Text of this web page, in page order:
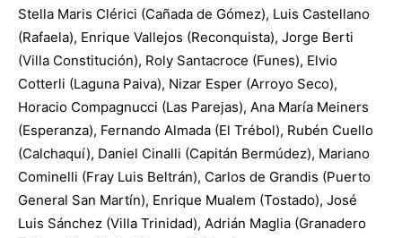
Stella Maris Clérici (Cañada de Gómez), Luis Castellano
(Rafaela), Enrique Vallejos (Reconquista), Jorge Berti
(Villa Constitución), Roly Santacroce (Funes), Elvio
Cotterli (Laguna Paiva), Nizar Esper (Arroyo Seco),
Horacio Compagnucci (Las Parejas), Ana María Meiners
(Esperanza), Fernando Almada (El Trébol), Rubén Cuello
(Calchaquí), Daniel Cinalli (Capitán Bermúdez), Mariano
Cominelli (Fray Luis Beltrán), Carlos de Grandis (Puerto
General San Martín), Enrique Mualem (Tostado), José
Luis Sánchez (Villa Trinidad), Adrián Maglia (Granadero